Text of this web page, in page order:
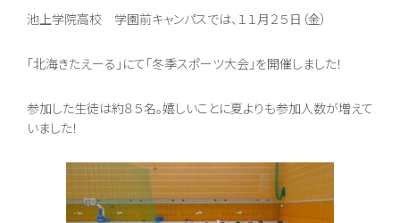
〒062-0903 北海道札幌市豊平区豊平３条５丁目１-３８
採用情報
池上学院高校 学園前キャンパスでは、１１月２５日（金）
「北海きたえーる」にて「冬季スポーツ大会」を開催しました！
参加した生徒は約８５名。嬉しいことに夏よりも参加人数が増えて
いました！